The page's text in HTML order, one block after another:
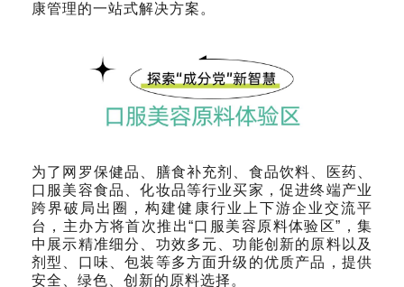
康管理的一站式解决方案。
为了网罗保健品、膳食补充剂、食品饮料、医药、
口服美容食品、化妆品等行业买家，促进终端产业
跨界破局出圈，构建健康行业上下游企业交流平
台，主办方将首次推出“口服美容原料体验区”，集
中展示精准细分、功效多元、功能创新的原料以及
剂型、口味、包装等多方面升级的优质产品，提供
安全、绿色、创新的原料选择。